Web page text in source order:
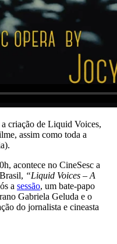
a criação de Liquid Voices,
assim como toda a
acontece no CineSesc a
“Liquid Voices – A
a sessão, um bate-papo
Gabriela Geluda e o
do jornalista e cineasta